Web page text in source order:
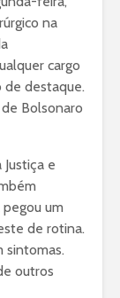
na
cargo
de destaque.
Bolsonaro
e
um
de rotina.
sintomas.
outros